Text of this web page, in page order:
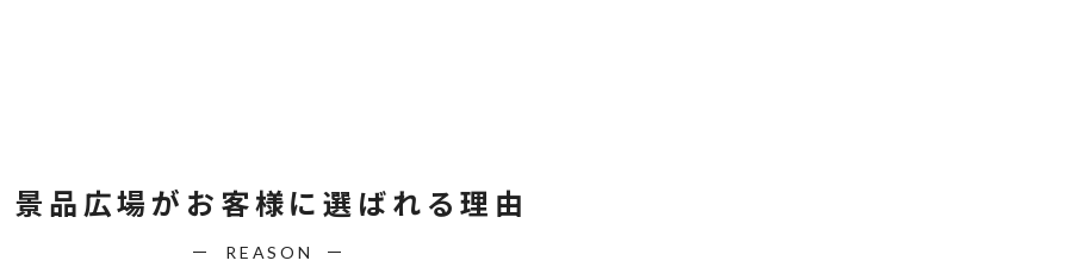
景品広場が お客様に選ばれる理由
REASON